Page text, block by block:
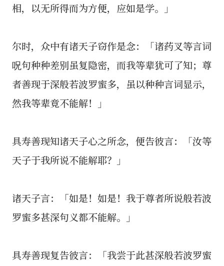
相，以无所得而为方便，应如是学。」
尔时，众中有诸天子窃作是念：「诸药叉等言词
呪句种种差别虽复隐密，而我等辈犹可了知；尊
者善现于深般若波罗蜜多，虽以种种言词显示，
然我等辈竟不能解！」
具寿善现知诸天子心之所念，便告彼言：「汝等
天子于我所说不能解耶？」
诸天子言：「如是！如是！我于尊者所说般若波
罗蜜多甚深句义都不能解。」
具寿善现复告彼言：「我尝于此甚深般若波罗蜜